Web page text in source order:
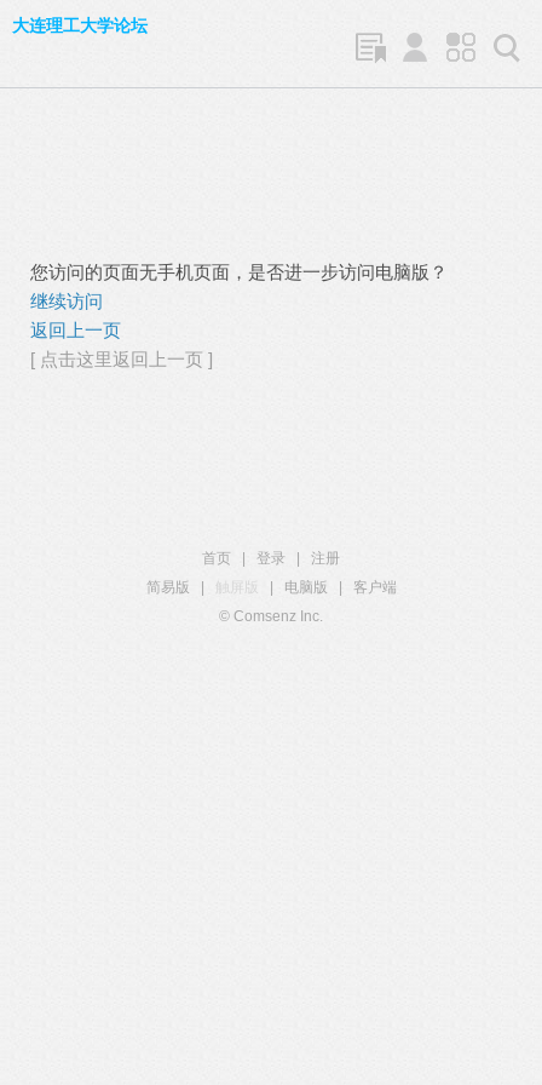
大连理工大学论坛
您访问的页面无手机页面，是否进一步访问电脑版？
继续访问
返回上一页
[ 点击这里返回上一页 ]
首页 登录
注册
简易版
触屏版 电脑版
客户端
© Comsenz Inc.